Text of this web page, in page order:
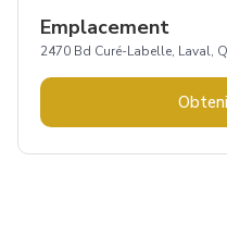
Emplacement
2470 Bd Curé-Labelle, Laval,